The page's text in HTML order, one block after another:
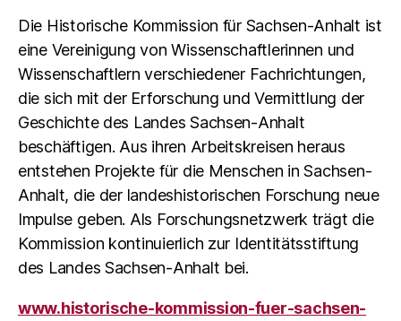
Die Historische Kommission für Sachsen-Anhalt ist
eine Vereinigung von Wissenschaftlerinnen und
Wissenschaftlern verschiedener Fachrichtungen,
die sich mit der Erforschung und Vermittlung der
Geschichte des Landes Sachsen-Anhalt
beschäftigen. Aus ihren Arbeitskreisen heraus
entstehen Projekte für die Menschen in Sachsen-
Anhalt, die der landeshistorischen Forschung neue
Impulse geben. Als Forschungsnetzwerk trägt die
Kommission kontinuierlich zur Identitätsstiftung
des Landes Sachsen-Anhalt bei.
www.historische-kommission-fuer-sachsen-